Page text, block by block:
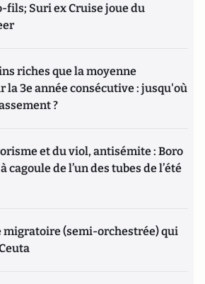
fils; Suri ex Cruise joue du
riches que la moyenne
la 3e année consécutive : jusqu'où
?
et du viol, antisémite : Boro
cagoule de l’un des tubes de l’été
migratoire (semi-orchestrée) qui